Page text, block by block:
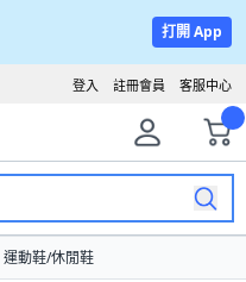
打開 App
客服中心
註冊會員
登入
運動鞋/休閒鞋